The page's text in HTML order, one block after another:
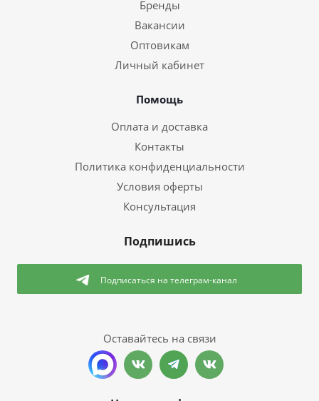
Бренды
Вакансии
Оптовикам
Личный кабинет
Помощь
Оплата и доставка
Контакты
Политика конфиденциальности
Условия оферты
Консультация
Подпишись
Подписаться на телеграм-канал
Оставайтесь на связи